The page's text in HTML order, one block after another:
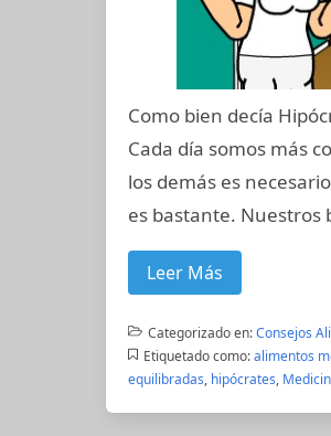
Como bien decía
Cada día somos más
los demás es
es bastante.
Leer Más
Categorizado en:Consejos
Etiquetado como: alimentos
equilibradas, hipócrates,